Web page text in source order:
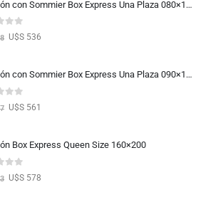
Colchón con Sommier Box Express Una Plaza 080×190
of 5U$S 536
Colchón con Sommier Box Express Una Plaza 090×190
of 5U$S 561
Box Express Queen Size 160×200
of 5U$S 578